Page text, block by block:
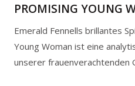
PROMISING YOUNG
Emerald Fennells brillantes
Young Woman ist eine
unserer frauenverachtenden